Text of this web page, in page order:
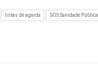
listas de agarda SOS Sanidade Pública